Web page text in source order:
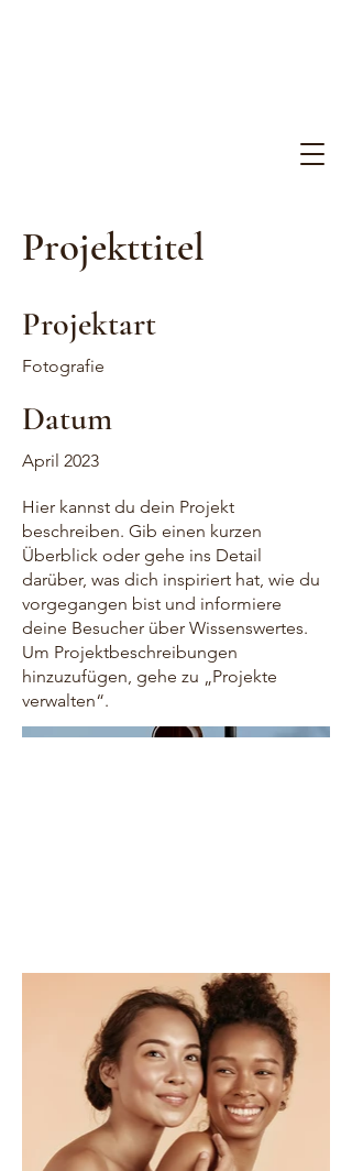
Projekttitel
Projektart
Fotografie
Datum
April 2023
Hier kannst du dein Projekt
beschreiben. Gib einen kurzen
Überblick oder gehe ins Detail
darüber, was dich inspiriert hat, wie du
vorgegangen bist und informiere
deine Besucher über Wissenswertes.
Um Projektbeschreibungen
hinzuzufügen, gehe zu „Projekte
verwalten“.